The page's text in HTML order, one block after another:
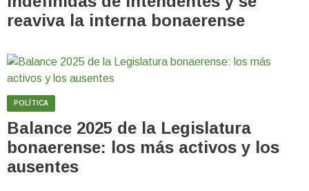
reaviva la interna bonaerense
POLÍTICA
Balance 2025 de la Legislatura
bonaerense: los más activos y los
ausentes